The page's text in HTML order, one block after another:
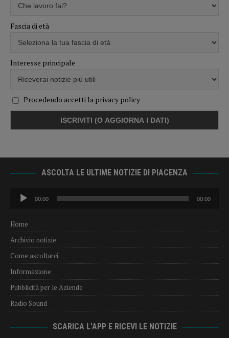
Fascia di età
Interesse principale
Procedendo accetti la privacy policy
ASCOLTA LE ULTIME NOTIZIE DI PIACENZA
Audio
Player
00:00 00:00
Home
Archivio notizie
Come ascoltarci
Informazione
Pubblicità per le Aziende
Radio Sound
SCARICA L’APP E RICEVI LE NOTIZIE